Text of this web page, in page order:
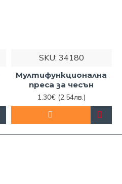
SKU: 34180
Мултифункционална
преса за чесън
1.30€ (2.54лв.)